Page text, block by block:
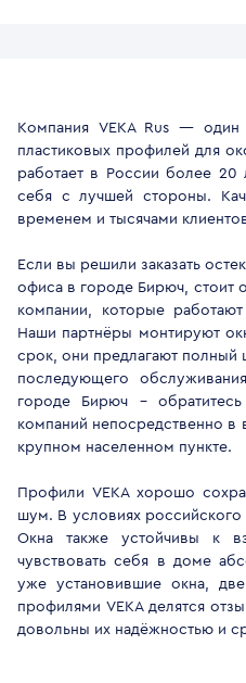
Компания VEKA Rus —
пластиковых профилей для
работает в России более 20
себя с лучшей стороны.
временем и тысячами
Если вы решили заказать
офиса в городе Бирюч, стоит
компании, которые
Наши партнёры монтируют
срок, они предлагают полный
последующего
городе Бирюч -
компаний непосредственно
крупном населенном пункте.
Профили VEKA хорошо
шум. В условиях
Окна также устойчивы к
чувствовать себя в доме
уже установившие окна,
профилями VEKA делятся
довольны их надёжностью и